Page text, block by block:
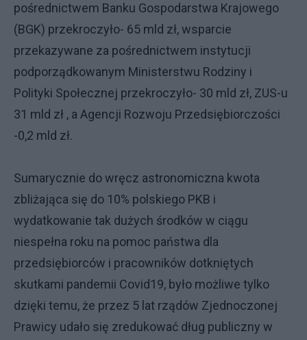
pośrednictwem Banku Gospodarstwa Krajowego
(BGK) przekroczyło- 65 mld zł, wsparcie
przekazywane za pośrednictwem instytucji
podporządkowanym Ministerstwu Rodziny i
Polityki Społecznej przekroczyło- 30 mld zł, ZUS-u
31 mld zł , a Agencji Rozwoju Przedsiębiorczości
-0,2 mld zł.
Sumarycznie do wręcz astronomiczna kwota
zbliżająca się do 10% polskiego PKB i
wydatkowanie tak dużych środków w ciągu
niespełna roku na pomoc państwa dla
przedsiębiorców i pracowników dotkniętych
skutkami pandemii Covid19, było możliwe tylko
dzięki temu, że przez 5 lat rządów Zjednoczonej
Prawicy udało się zredukować dług publiczny w